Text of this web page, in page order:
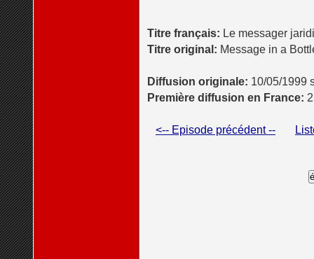
Titre français: Le messager
Titre original: Message in a
Diffusion originale: 10/05/1999
Première diffusion en France:
<-- Episode précédent --